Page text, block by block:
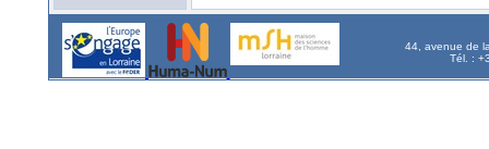
44, avenue de
Tél. :